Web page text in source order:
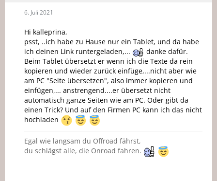
6. Juli 2021
Hi kalleprina,
psst, ..ich habe zu Hause nur ein Tablet, und da habe
ich deinen Link runtergeladen,...
danke dafür.
Beim Tablet übersetzt er wenn ich die Texte da rein
kopieren und wieder zurück einfüge,...nicht aber wie
am PC "Seite übersetzen", also immer kopieren und
einfügen,... anstrengend....er übersetzt nicht
automatisch ganze Seiten wie am PC. Oder gibt da
einen Trick? Und auf den Firmen PC kann ich das nicht
hochladen
Egal wie langsam du Offroad fährst,
du schlägst alle, die Onroad fahren.